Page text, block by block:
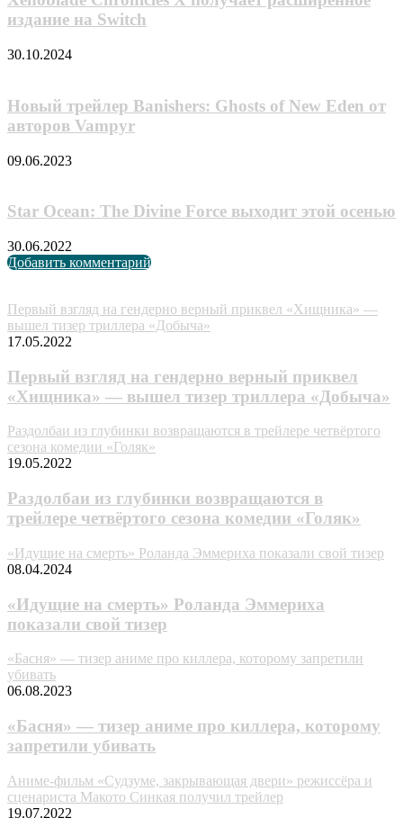
издание на Switch
30.10.2024
Новый трейлер Banishers: Ghosts of New Eden от
авторов Vampyr
09.06.2023
Star Ocean: The Divine Force выходит этой осенью
30.06.2022
Добавить комментарий
Первый взгляд на гендерно верный приквел «Хищника» —
вышел тизер триллера «Добыча»
17.05.2022
Первый взгляд на гендерно верный приквел
«Хищника» — вышел тизер триллера «Добыча»
Раздолбаи из глубинки возвращаются в трейлере четвёртого
сезона комедии «Голяк»
19.05.2022
Раздолбаи из глубинки возвращаются в
трейлере четвёртого сезона комедии «Голяк»
«Идущие на смерть» Роланда Эммериха показали свой тизер
08.04.2024
«Идущие на смерть» Роланда Эммериха
показали свой тизер
«Бacня» — тизер аниме про киллера, которому запретили
убивать
06.08.2023
«Бacня» — тизер аниме про киллера, которому
запретили убивать
Аниме-фильм «Судзуме, закрывающая двери» режиссёра и
сценариста Макото Синкая получил трейлер
19.07.2022